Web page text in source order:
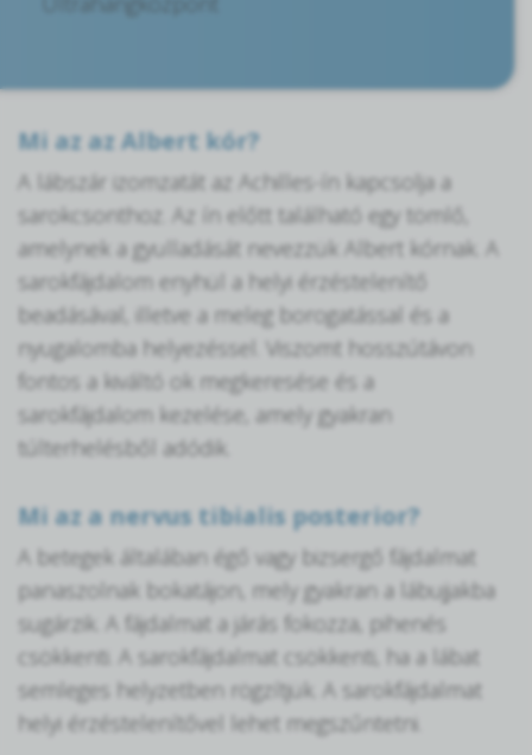
Mi az az Albert kór?
A lábszár izomzatát az Achilles-ín kapcsolja a
sarokcsonthoz. Az ín előtt található egy tömlő,
amelynek a gyulladását nevezzük Albert kórnak. A
sarokfájdalom enyhül a helyi érzéstelenítő
beadásával, illetve a meleg borogatással és a
nyugalomba helyezéssel. Viszomt hosszútávon
fontos a kiváltó ok megkeresése és a
sarokfájdalom kezelése, amely gyakran
túlterhelésből adódik.
Mi az a nervus tibialis posterior?
A betegek általában égő vagy bizsergő fájdalmat
panaszolnak bokatájon, mely gyakran a lábujjakba
sugárzik. A fájdalmat a járás fokozza, pihenés
csökkenti. A sarokfájdalmat csökkenti, ha a lábat
semleges helyzetben rögzítjük. A sarokfájdalmat
helyi érzéstelenítővel lehet megszűntetni.